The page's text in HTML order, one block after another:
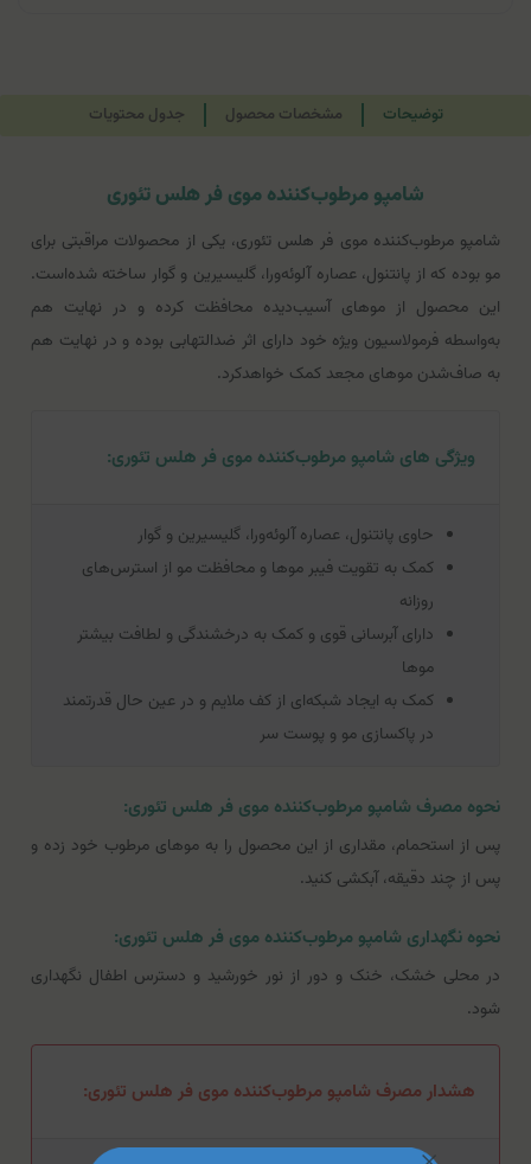
توضیحات مشخصات محصول جدول محتویات
شامپو مرطوب‌کننده موی فر هلس تئوری
شامپو مرطوب‌کننده موی فر هلس تئوری، یکی از محصولات مراقبتی برای
مو بوده که از پانتنول، عصاره آلوئه‌ورا، گلیسیرین و گوار ساخته شده‌است.
این محصول از موهای آسیب‌دیده محافظت کرده و در نهایت هم
به‌واسطه فرمولاسیون ویژه خود دارای اثر ضدالتهابی بوده و در نهایت هم
به صاف‌شدن موهای مجعد کمک خواهدکرد.
ویژگی های شامپو مرطوب‌کننده موی فر هلس تئوری:
حاوی پانتنول، عصاره آلوئه‌ورا، گلیسیرین و گوار
کمک به تقویت فیبر موها و محافظت مو از استرس‌های
روزانه
دارای آبرسانی قوی و کمک به درخشندگی و لطافت بیشتر
موها
کمک به ایجاد شبکه‌ای از کف ملایم و در عین حال قدرتمند
در پاکسازی مو و پوست سر
نحوه مصرف شامپو مرطوب‌کننده موی فر هلس تئوری:
پس از استحمام، مقداری از این محصول را به موهای مرطوب خود زده و
پس از چند دقیقه، آبکشی کنید.
نحوه نگهداری شامپو مرطوب‌کننده موی فر هلس تئوری:
در محلی خشک، خنک و دور از نور خورشید و دسترس اطفال نگهداری
شود.
هشدار مصرف شامپو مرطوب‌کننده موی فر هلس تئوری: